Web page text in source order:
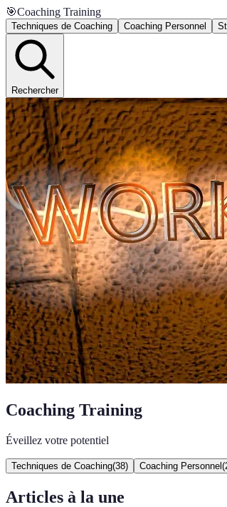
🎯Coaching Training
Techniques de Coaching Coaching Personnel
Rechercher
Coaching Training
Éveillez votre potentiel
Techniques de Coaching(38) Coaching Personnel (
Articles à la une